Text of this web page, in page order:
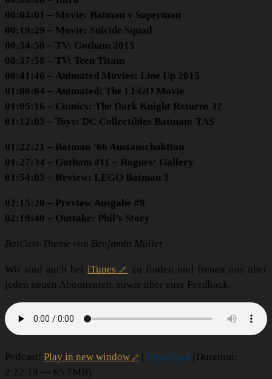
00:04:01 – Movie: Batman v Superman
00:19:29 – Movie: Suicide Squad
00:34:58 – TV: Gotham 2015
00:37:58 – TV: Teen Titans
00:41:46 – Animated Movies: Line Up 2015
01:00:04 – Animated: The LEGO Movie
01:05:16 – Comics: The Dark Knight Returns 3?
01:12:03 – Toys: DC Collectibles Batman: TAS
01:22:21 – Batman ’66 Austauschaktion
01:27:34 – Gotham #11 – Rogues‘ Gallery
01:54:03 – Review: LEGO Batman 3
02:15:20 – Preview Ausgabe #9
02:19:40 – Outtake: Phil’s Story
BatCast-Theme von Benjamin Müller
Wir sind auch beiiTunes
zu finden und freuen uns über
jeden neuen Abonnenten, sowie über euer Feedback.
Podcast: Play in new window Download (Duration:
2:22:19 — 65.7MB)